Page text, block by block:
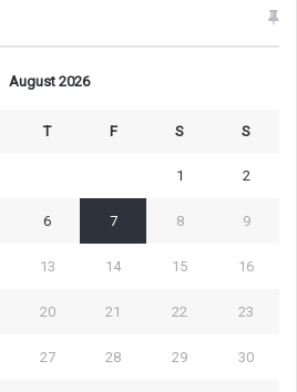
August 2026
T F S S
1 2
6 7 8 9
13 14 15 16
20 21 22 23
27 28 29 30